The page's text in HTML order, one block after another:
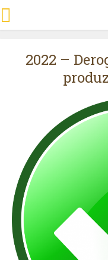
2022 –